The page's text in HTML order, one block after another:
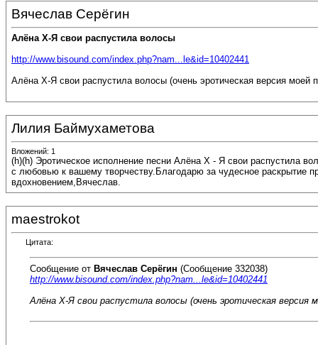
Вячеслав Серёгин
Алёна Х-Я свои распустила волосы
http://www.bisound.com/index.php?nam...le&id=10402441
Алёна Х-Я свои распустила волосы (очень эротическая версия
Лилия Баймухаметова
Вложений: 1
(h)(h) Эротическое исполнение песни Алёна Х - Я свои распустила
с любовью к вашему творчеству.Благодарю за чудесное раскрытие
вдохновением,Вячеслав.
maestrokot
Цитата:
Сообщение от Вячеслав Серёгин (Сообщение 332038)
http://www.bisound.com/index.php?nam...le&id=10402441
Алёна Х-Я свои распустила волосы (очень эротическая